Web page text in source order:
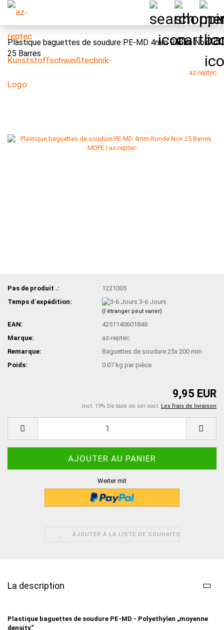
Plastique baguettes de soudure PE-MD 4mm Ronde Noir
25 Barres
az-reptec
Pas de produit .:
1221005
Temps d`expédition:
3-6 Jours
(l`étranger peut varier)
EAN:
4251140601848
Marque:
az-reptec
Remarque:
Baguettes de soudure 25x 200 mm
Poids:
0.07 kg par pièce
9,95 EUR
incl. 19% De taxe de ser excl. Les frais de livraison
Weiter mit
AJOUTER À LA LISTE DE SOUHAITS
La description
Plastique baguettes de soudure PE-MD - Polyethylen „moyenne
density“